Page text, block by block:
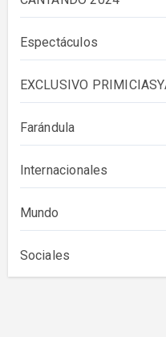
Espectáculos
EXCLUSIVO
Farándula
Internacionales
Mundo
Sociales